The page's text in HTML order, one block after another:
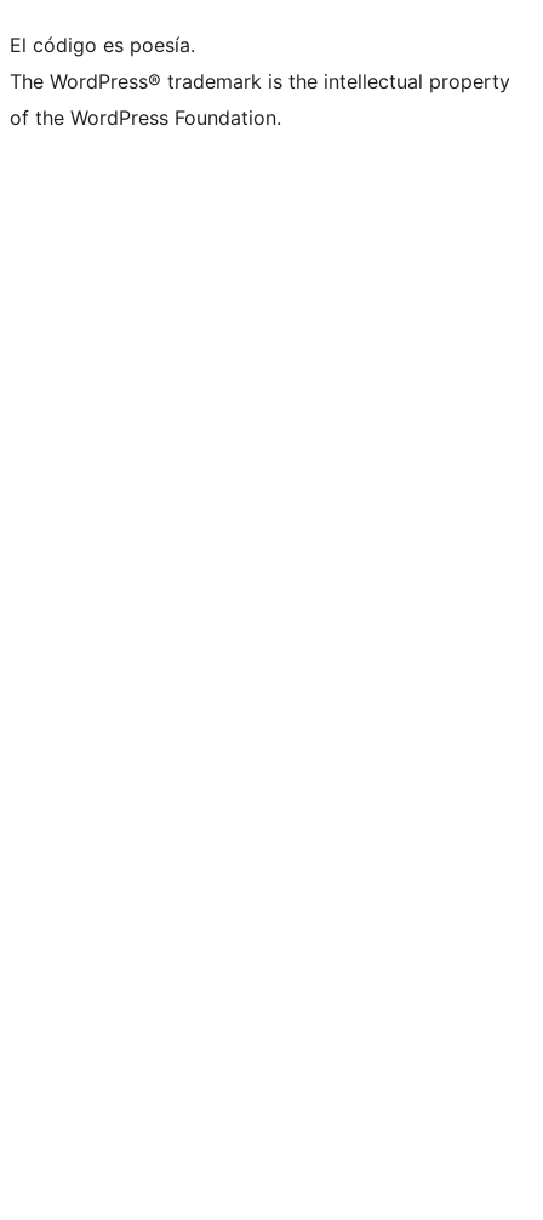
El código es poesía.
The WordPress® trademark is the intellectual property
of the WordPress Foundation.